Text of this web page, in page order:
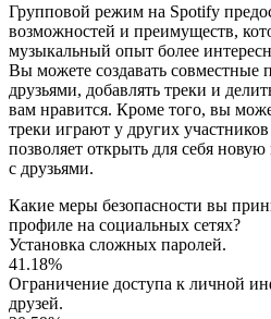
Групповой режим на Spotify
возможностей и преимуществ,
музыкальный опыт более
Вы можете создавать совместные
друзьями, добавлять треки и
вам нравится. Кроме того, вы
треки играют у других
позволяет открыть для себя
с друзьями.
Какие меры безопасности вы
профиле на социальных сетях?
Установка сложных паролей.
41.18%
Ограничение доступа к личной
друзей.